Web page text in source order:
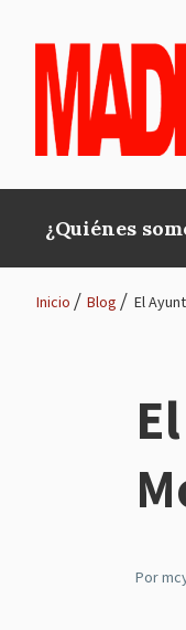
Main
navigation
¿Quiénes
Inicio Blog El
Por